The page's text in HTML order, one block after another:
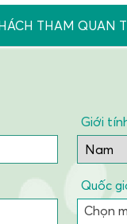
THAM QUAN
Giới
Quốc
Chọn